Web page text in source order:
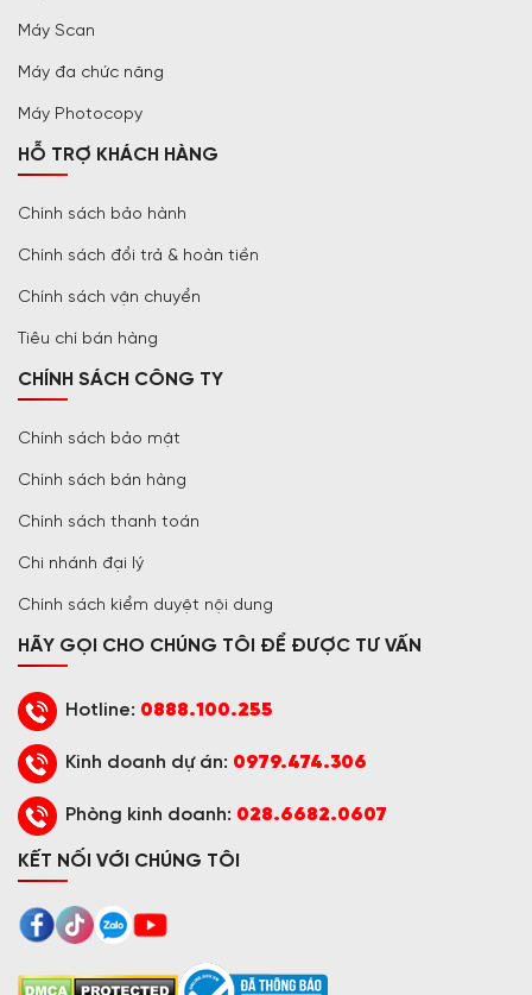
Máy Scan
Máy đa chức năng
Máy Photocopy
HỖ TRỢ KHÁCH HÀNG
Chính sách bảo hành
Chính sách đổi trả & hoàn tiền
Chính sách vận chuyển
Tiêu chí bán hàng
CHÍNH SÁCH CÔNG TY
Chính sách bảo mật
Chính sách bán hàng
Chính sách thanh toán
Chi nhánh đại lý
Chính sách kiểm duyệt nội dung
HÃY GỌI CHO CHÚNG TÔI ĐỂ ĐƯỢC TƯ VẤN
Hotline: 0888.100.255
Kinh doanh dự án: 0979.474.306
Phòng kinh doanh: 028.6682.0607
KẾT NỐI VỚI CHÚNG TÔI